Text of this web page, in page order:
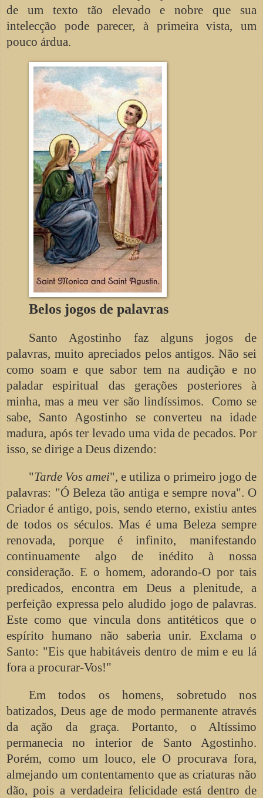
de um texto tão elevado e nobre que sua
intelecção pode parecer, à primeira vista, um
pouco árdua.
Belos jogos de palavras
Santo Agostinho faz alguns jogos de
palavras, muito apreciados pelos antigos. Não sei
como soam e que sabor tem na audição e no
paladar espiritual das gerações posteriores à
minha, mas a meu ver são lindíssimos. Como se
sabe, Santo Agostinho se converteu na idade
madura, após ter levado uma vida de pecados. Por
isso, se dirige a Deus dizendo:
"Tarde Vos amei", e utiliza o primeiro jogo de
palavras: "Ó Beleza tão antiga e sempre nova". O
Criador é antigo, pois, sendo eterno, existiu antes
de todos os séculos. Mas é uma Beleza sempre
renovada, porque é infinito, manifestando
continuamente algo de inédito à nossa
consideração. E o homem, adorando-O por tais
predicados, encontra em Deus a plenitude, a
perfeição expressa pelo aludido jogo de palavras.
Este como que vincula dons antitéticos que o
espírito humano não saberia unir. Exclama o
Santo: "Eis que habitáveis dentro de mim e eu lá
fora a procurar-Vos!"
Em todos os homens, sobretudo nos
batizados, Deus age de modo permanente através
da ação da graça. Portanto, o Altíssimo
permanecia no interior de Santo Agostinho.
Porém, como um louco, ele O procurava fora,
almejando um contentamento que as criaturas não
dão, pois a verdadeira felicidade está dentro de